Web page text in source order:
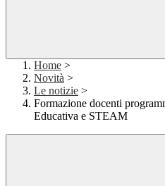
Home >
Novità >
Le notizie >
Formazione docenti
Educativa e STEAM